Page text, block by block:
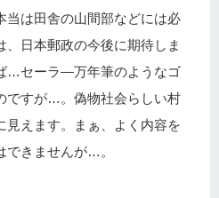
当は田舎の山間部などには必
日本郵政の今後に期待しま
…セーラ―万年筆のようなゴ
ですが…。偽物社会らしい村
見えます。まぁ、よく内容を
きませんが…。